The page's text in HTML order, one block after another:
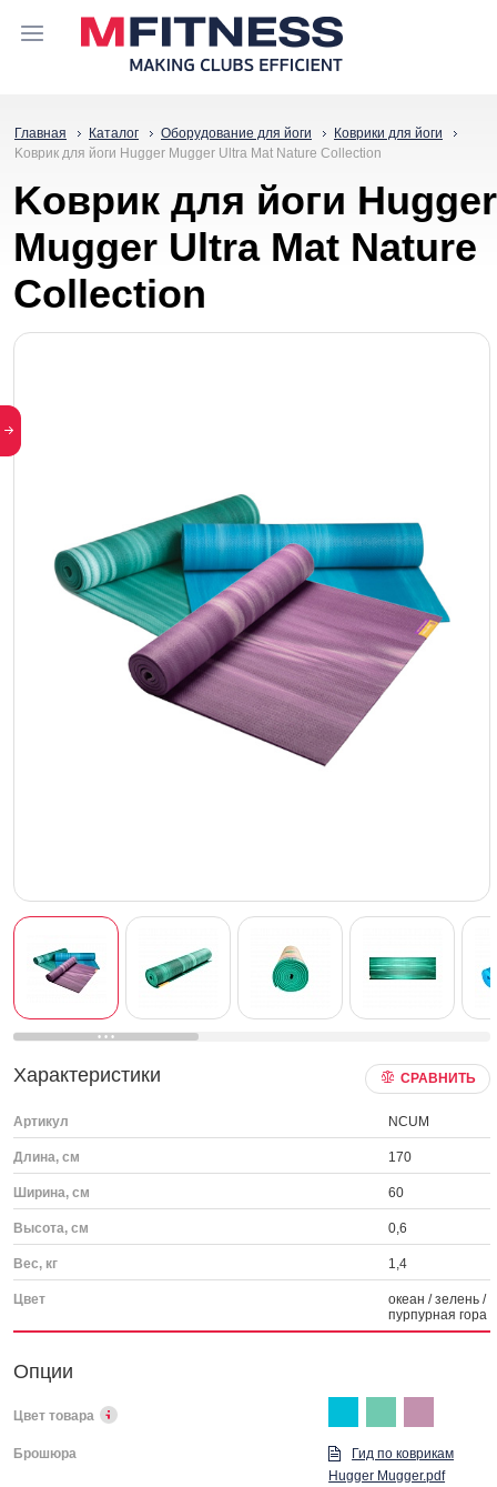
Главная Каталог Оборудование для йоги
Коврики для йоги
Koвpик для йoги Hugger Mugger Ultra Mat Nature Collection
Koвpик для йoги Hugger
Mugger Ultra Mat Nature
Collection
Характеристики СРАВНИТЬ
Артикул NCUM
Длина, см 170
Ширина, см 60
Высота, см 0,6
Вес, кг 1,4
Цвет
океан / зелень /
пурпурная гора
Опции
Цвет товара
Брошюра
Гид по коврикам
Hugger Mugger.pdf